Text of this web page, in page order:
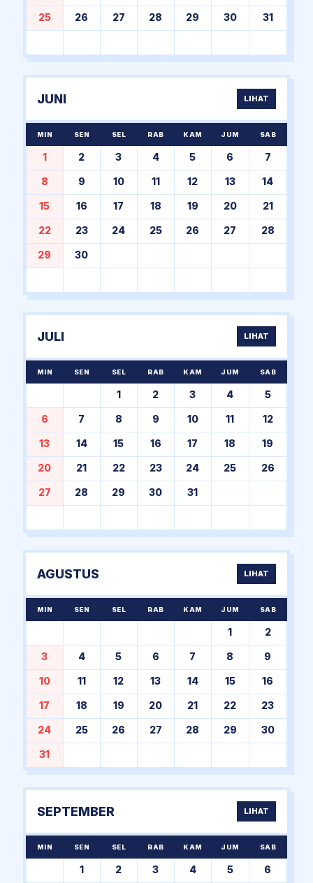
25 26 27 28 29 30 31
JUNI LIHAT
MIN SEN SEL RAB KAM JUM SAB
1 2 3 4 5 6 7
8 9 10 11 12 13 14
15 16 17 18 19 20 21
22 23 24 25 26 27 28
29 30
JULI LIHAT
MIN SEN SEL RAB KAM JUM SAB
1 2 3 4 5
6 7 8 9 10 11 12
13 14 15 16 17 18 19
20 21 22 23 24 25 26
27 28 29 30 31
AGUSTUS LIHAT
MIN SEN SEL RAB KAM JUM SAB
1 2
3 4 5 6 7 8 9
10 11 12 13 14 15 16
17 18 19 20 21 22 23
24 25 26 27 28 29 30
31
SEPTEMBER LIHAT
MIN SEN SEL RAB KAM JUM SAB
1 2 3 4 5 6